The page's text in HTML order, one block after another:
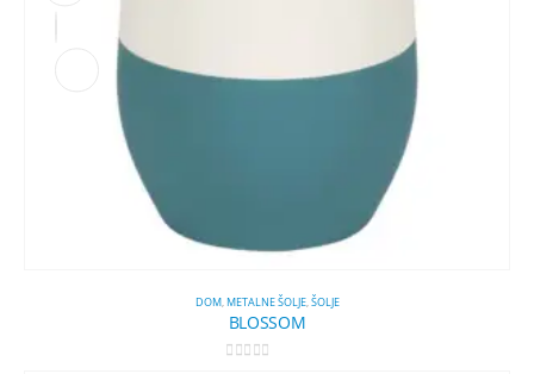
DOM,METALNE ŠOLJE,ŠOLJE
BLOSSOM